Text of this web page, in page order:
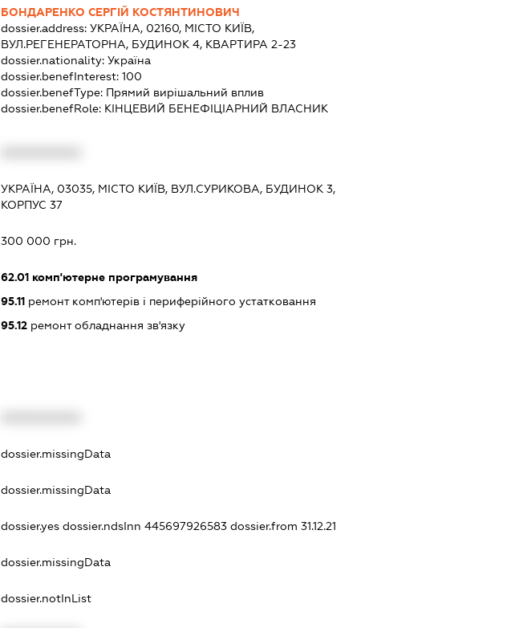
БОНДАРЕНКО СЕРГІЙ КОСТЯНТИНОВИЧ
dossier.address: УКРАЇНА, 02160, МІСТО КИЇВ,
ВУЛ.РЕГЕНЕРАТОРНА, БУДИНОК 4, КВАРТИРА 2-23
dossier.nationality: Україна
dossier.benefInterest: 100
dossier.benefType: Прямий вирішальний вплив
dossier.benefRole: КІНЦЕВИЙ БЕНЕФІЦІАРНИЙ ВЛАСНИК
УКРАЇНА, 03035, МІСТО КИЇВ, ВУЛ.СУРИКОВА, БУДИНОК 3,
КОРПУС 37
300 000 грн.
62.01комп'ютерне програмування
95.11ремонт комп'ютерів і периферійного устатковання
95.12ремонт обладнання зв'язку
dossier.missingData
dossier.missingData
dossier.yes dossier.ndsInn 445697926583 dossier.from 31.12.21
dossier.missingData
dossier.notInList